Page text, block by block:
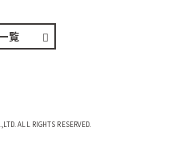
覧
ALL RIGHTS RESERVED.